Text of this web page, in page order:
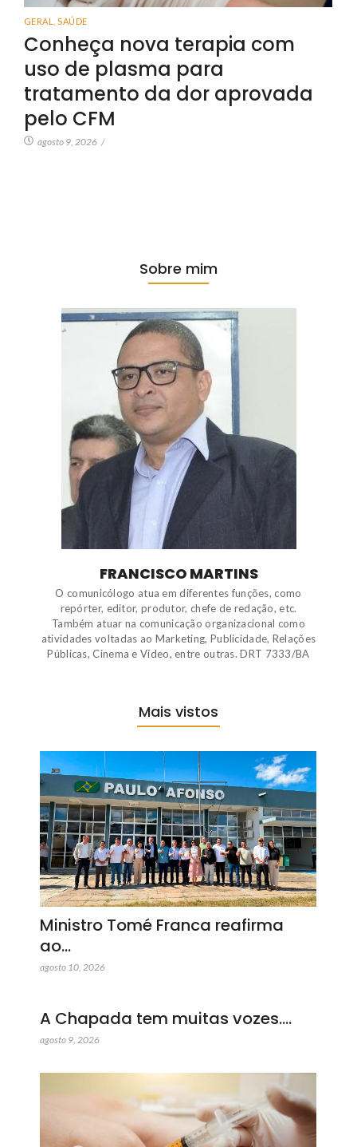
GERAL SAÚDE
Conheça nova terapia com
uso de plasma para
tratamento da dor aprovada
pelo CFM
agosto 9, 2026 /
Sobre mim
FRANCISCO MARTINS
O comunicólogo atua em diferentes funções, como
repórter, editor, produtor, chefe de redação, etc.
Também atuar na comunicação organizacional como
atividades voltadas ao Marketing, Publicidade, Relações
Públicas, Cinema e Vídeo, entre outras. DRT 7333/BA
Mais vistos
Ministro Tomé Franca reafirma
ao…
agosto 10, 2026
A Chapada tem muitas vozes.…
agosto 9, 2026